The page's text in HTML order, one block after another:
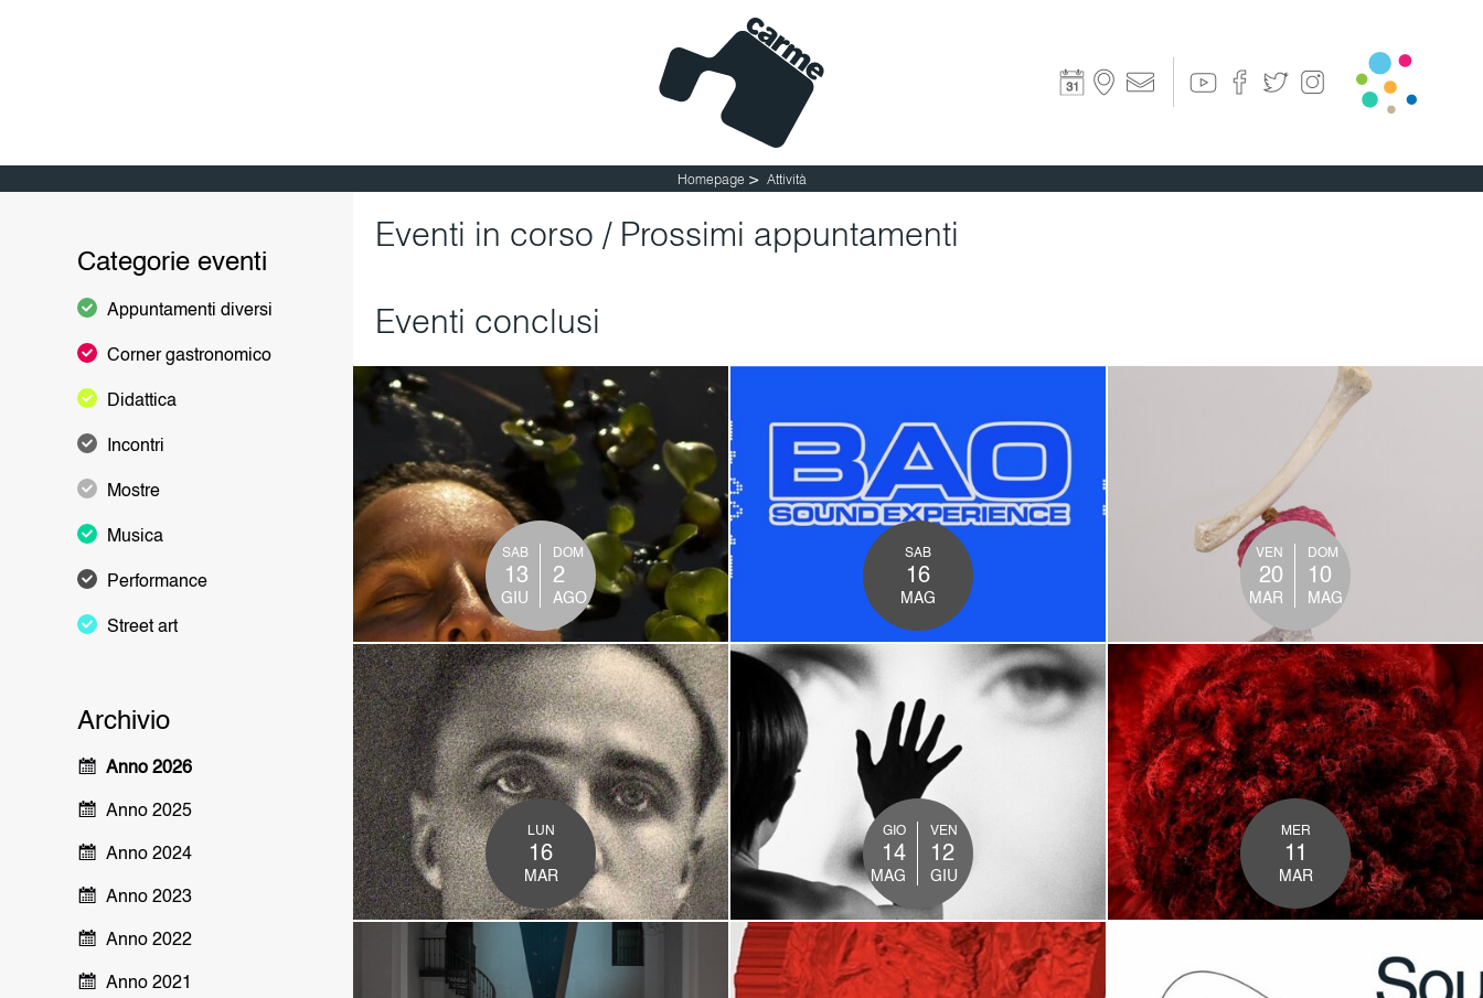
Pr
Co
Homepage > Attività
Categorie eventi
Appuntamenti diversi
Corner gastronomico
Didattica
Incontri
Mostre
Musica
Performance
Street art
Archivio
Anno 2026
Anno 2025
Anno 2024
Anno 2023
Anno 2022
Anno 2021
Eventi in corso / Prossimi appuntamenti
Eventi conclusi
BIS - BIENNALE
ITINERANTE DEL
SOCIALE II EDIZIONE
MOSTRE
SAB
13
GIU
DOM
2
AGO
SPHAÎRA - SARA
PERSICO & MIKA OKI
PERFORMANCE
SAB
16
MAG
COMUNQUE,
FRAGILE.
MOSTRE
VEN
20
MAR
DOM
10
MAG
MATTEOTTI 100
PERFORMANCE
LUN
16
MAR
L'ANIMA E LO
SCHERMO
INCONTRI
GIO
14
MAG
VEN
12
GIU
ELEMENTS
PERFORMANCE
MER
11
MAR